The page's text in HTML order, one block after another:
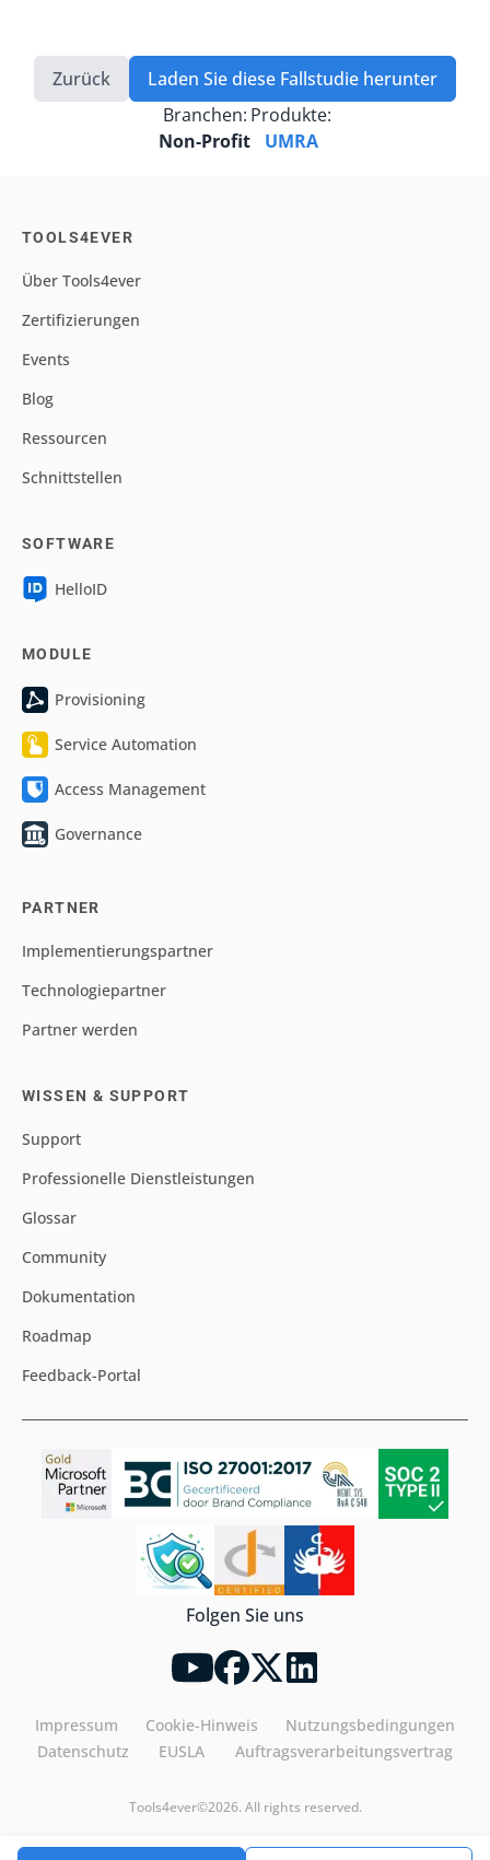
Zurück
Laden Sie diese Fallstudie herunter
Branchen:
Non-Profit
Produkte:
UMRA
TOOLS4EVER
Über Tools4ever
Zertifizierungen
Events
Blog
Ressourcen
Schnittstellen
SOFTWARE
HelloID
MODULE
Provisioning
Service Automation
Access Management
Governance
PARTNER
Implementierungspartner
Technologiepartner
Partner werden
WISSEN & SUPPORT
Support
Professionelle Dienstleistungen
Glossar
Community
Dokumentation
Roadmap
Feedback-Portal
Folgen Sie uns
Impressum Cookie-Hinweis
Nutzungsbedingungen
Datenschutz
EUSLA Auftragsverarbeitungsvertrag
Tools4ever©2026. All rights reserved.